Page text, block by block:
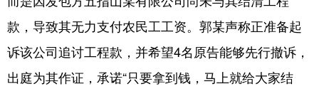
款，导致其无力支付农民工工资。郭某声称正准备起
诉该公司追讨工程款，并希望4名原告能够先行撤诉，
出庭为其作证，承诺“只要拿到钱，马上就给大家结